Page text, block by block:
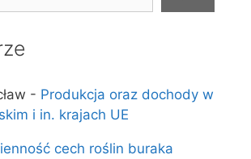
- Produkcja oraz dochody w
i in. krajach UE
cech roślin buraka